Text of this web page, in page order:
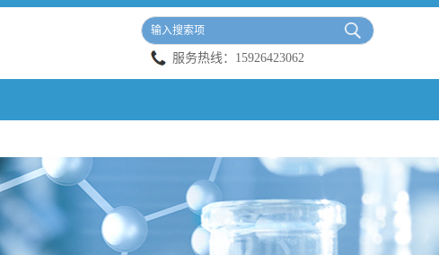
服务热线： 15926423062